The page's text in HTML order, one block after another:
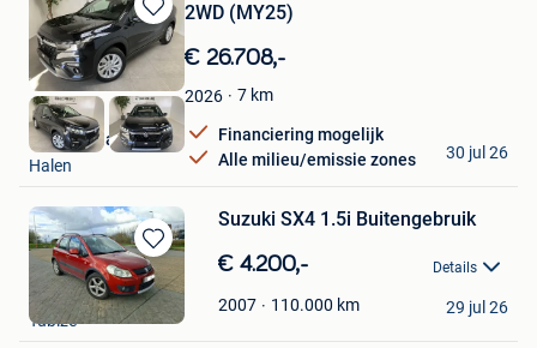
Bewaren
in
Mijn
Favorieten
2WD (MY25)
€ 26.708,-
2026 7 km
Financiering mogelijk
Alle milieu/emissie zones
Mullens Halen
Halen
30 jul 26
Bewaren
in
Mijn
Favorieten
Suzuki SX4 1.5i Buitengebruik
€ 4.200,- Details
2007 110.000 km
Rexam
Tubize
29 jul 26